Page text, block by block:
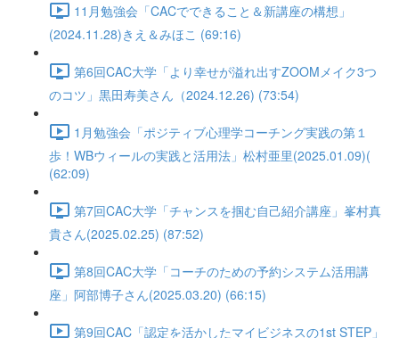
11月勉強会「CACでできること＆新講座の構想」
(2024.11.28)きえ＆みほこ (69:16)
第6回CAC大学「より幸せが溢れ出すZOOMメイク3つ
のコツ」黒田寿美さん（2024.12.26) (73:54)
1月勉強会「ポジティブ心理学コーチング実践の第１
歩！WBウィールの実践と活用法」松村亜里(2025.01.09)(
(62:09)
第7回CAC大学「チャンスを掴む自己紹介講座」峯村真
貴さん(2025.02.25) (87:52)
第8回CAC大学「コーチのための予約システム活用講
座」阿部博子さん(2025.03.20) (66:15)
第9回CAC「認定を活かしたマイビジネスの1st STEP」